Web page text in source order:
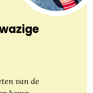
van de